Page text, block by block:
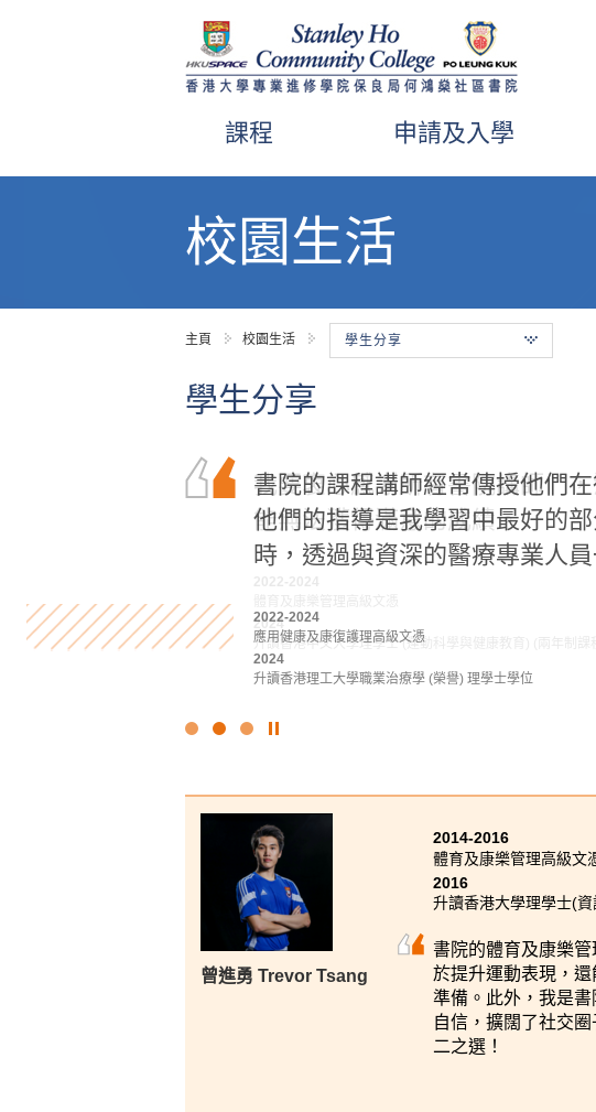
課程 申請及入學
校園生活
主頁 校園生活 學生分享
學生分享
書院的課程講師經常傳授他們
他們的指導是我學習中最好的
時，透過與資深的醫療專業人
2022-2024
應用健康及康復護理高級文憑
2024
升讀香港理工大學職業治療學 (榮譽) 理學士學位
我要衷心感謝所有書院講師們
能無法獲得滿意的成績。
2024
升讀香港中文大學理學士 (運動科學與健康教育) (兩年制課
在書院的幫助和鼓勵下，我對
趣。在書院學到的技能和知識
2023-2025
旅遊及酒店管理高級文憑
2025
升讀香港理工大學酒店及旅遊管理 (榮譽) 理學士組合課程 (
點
幻
燈
片
曾進勇 Trevor Tsang
2014-2016
體育及康樂管理高級文
2016
升讀香港大學理學士(
書院的體育及康樂
於提升運動表現，
準備。此外，我是
自信，擴闊了社交
二之選！